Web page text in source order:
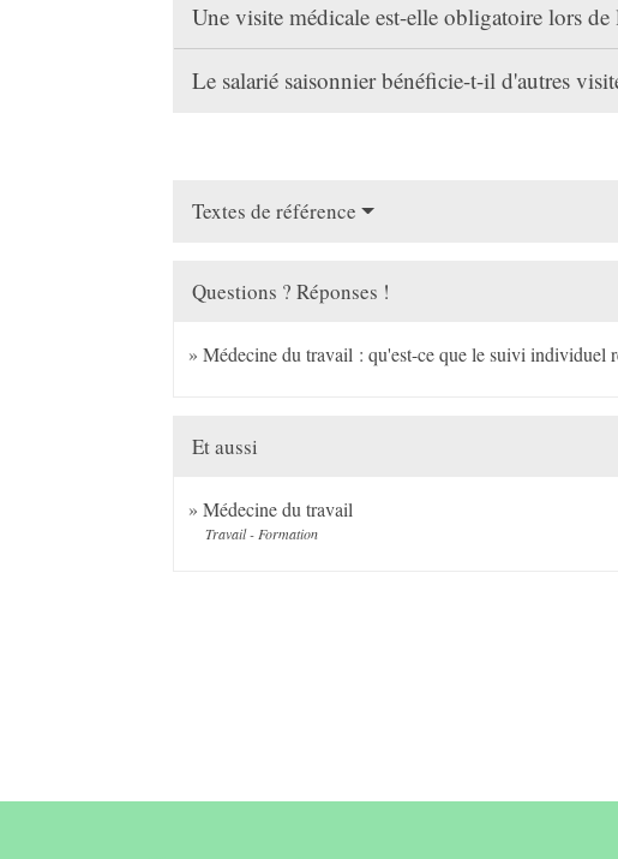
Une visite médicale est-elle obligatoire lors
Le salarié saisonnier bénéficie-t-il d'autres
Textes de référence
Questions ? Réponses !
Médecine du travail : qu'est-ce que le suivi individuel
Et aussi
Médecine du travail
Travail - Formation